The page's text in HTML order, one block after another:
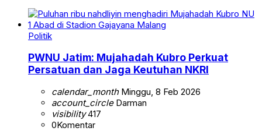
Politik
PWNU Jatim: Mujahadah Kubro Perkuat
Persatuan dan Jaga Keutuhan NKRI
calendar_monthMinggu, 8 Feb 2026
account_circleDarman
visibility417
0Komentar